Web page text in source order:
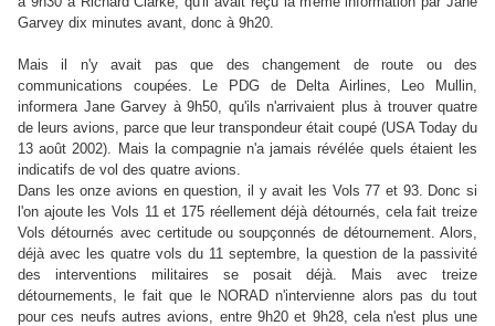
Garvey dix minutes avant, donc à 9h20.
Mais il n'y avait pas que des changement de route ou des
communications coupées. Le PDG de Delta Airlines, Leo Mullin,
informera Jane Garvey à 9h50, qu'ils n'arrivaient plus à trouver quatre
de leurs avions, parce que leur transpondeur était coupé (USA Today du
13 août 2002). Mais la compagnie n'a jamais révélée quels étaient les
indicatifs de vol des quatre avions.
Dans les onze avions en question, il y avait les Vols 77 et 93. Donc si
l'on ajoute les Vols 11 et 175 réellement déjà détournés, cela fait treize
Vols détournés avec certitude ou soupçonnés de détournement. Alors,
déjà avec les quatre vols du 11 septembre, la question de la passivité
des interventions militaires se posait déjà. Mais avec treize
détournements, le fait que le NORAD n'intervienne alors pas du tout
pour ces neufs autres avions, entre 9h20 et 9h28, cela n'est plus une